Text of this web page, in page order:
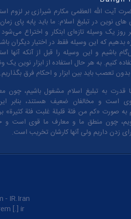
آیت الله العظمی مکارم شیرازی بر لزوم
های نوین در تبلیغ اسلام: ما باید پابه پای
روز یک وسیله تازه‌ای ابتکار و اختراع
بدهیم که این وسیله فقط در اختیار دیگران
باشیم و این وسیله را قبل از آنکه آنها
کنیم. به هر حال استفاده از ابزار نوین یک
تعصب باید بین ابزار و احکام فرق بگذاریم.
قدرت به تبلیغ اسلام مشغول باشیم، چون
است و مخالفان ضعیف هستند، بنابر
به صورت «کم من فئة قلیلة غلبت فئة کثیرة» بر
چون منطق‌ ما و معارف ‌ما قوی است و
زدن داریم ولی آنها کارشان تخریب است.
IR.Iran.
[.] ir